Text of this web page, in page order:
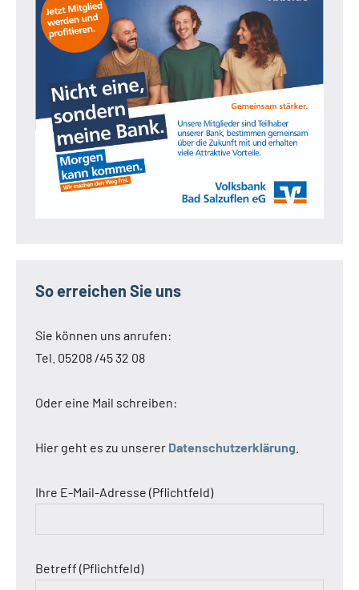
So erreichen Sie uns
Sie können uns anrufen:
Tel. 05208 /45 32 08
Oder eine Mail schreiben:
Hier geht es zu unserer Datenschutzerklärung
Ihre E-Mail-Adresse (Pflichtfeld)
Betreff (Pflichtfeld)